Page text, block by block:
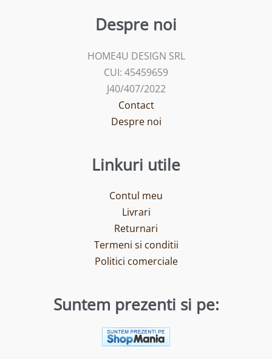
Despre noi
HOME4U DESIGN SRL
CUI: 45459659
J40/407/2022
Contact
Despre noi
Linkuri utile
Contul meu
Livrari
Returnari
Termeni si conditii
Politici comerciale
Suntem prezenti si pe: